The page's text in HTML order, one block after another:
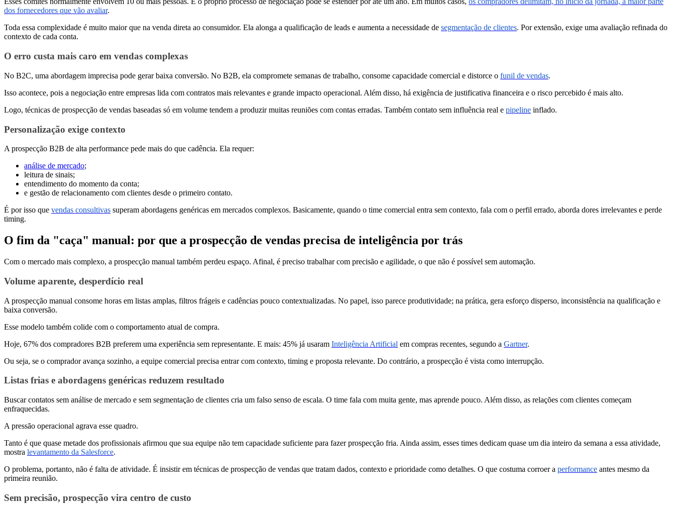
dos fornecedores que vão avaliar.
Toda essa complexidade é muito maior que na venda direta ao consumidor. Ela alonga a qualificação de leads e aumenta a necessidade de segmentação de clientes. Por extensão, exige uma avaliação refinada do
contexto de cada conta.
O erro custa mais caro em vendas complexas
No B2C, uma abordagem imprecisa pode gerar baixa conversão. No B2B, ela compromete semanas de trabalho, consome capacidade comercial e distorce o funil de vendas.
Isso acontece, pois a negociação entre empresas lida com contratos mais relevantes e grande impacto operacional. Além disso, há exigência de justificativa financeira e o risco percebido é mais alto.
Logo, técnicas de prospecção de vendas baseadas só em volume tendem a produzir muitas reuniões com contas erradas. Também contato sem influência real e pipeline inflado.
Personalização exige contexto
A prospecção B2B de alta performance pede mais do que cadência. Ela requer:
análise de mercado;
leitura de sinais;
entendimento do momento da conta;
e gestão de relacionamento com clientes desde o primeiro contato.
É por isso que vendas consultivas superam abordagens genéricas em mercados complexos. Basicamente, quando o time comercial entra sem contexto, fala com o perfil errado, aborda dores irrelevantes e perde
timing.
O fim da "caça" manual: por que a prospecção de vendas precisa de inteligência por trás
Com o mercado mais complexo, a prospecção manual também perdeu espaço. Afinal, é preciso trabalhar com precisão e agilidade, o que não é possível sem automação.
Volume aparente, desperdício real
A prospecção manual consome horas em listas amplas, filtros frágeis e cadências pouco contextualizadas. No papel, isso parece produtividade; na prática, gera esforço disperso, inconsistência na qualificação e
baixa conversão.
Esse modelo também colide com o comportamento atual de compra.
Hoje, 67% dos compradores B2B preferem uma experiência sem representante. E mais: 45% já usaram Inteligência Artificial em compras recentes, segundo a Gartner.
Ou seja, se o comprador avança sozinho, a equipe comercial precisa entrar com contexto, timing e proposta relevante. Do contrário, a prospecção é vista como interrupção.
Listas frias e abordagens genéricas reduzem resultado
Buscar contatos sem análise de mercado e sem segmentação de clientes cria um falso senso de escala. O time fala com muita gente, mas aprende pouco. Além disso, as relações com clientes começam
enfraquecidas.
A pressão operacional agrava esse quadro.
Tanto é que quase metade dos profissionais afirmou que sua equipe não tem capacidade suficiente para fazer prospecção fria. Ainda assim, esses times dedicam quase um dia inteiro da semana a essa atividade,
mostra levantamento da Salesforce.
O problema, portanto, não é falta de atividade. É insistir em técnicas de prospecção de vendas que tratam dados, contexto e prioridade como detalhes. O que costuma corroer a performance antes mesmo da
primeira reunião.
Sem precisão, prospecção vira centro de custo